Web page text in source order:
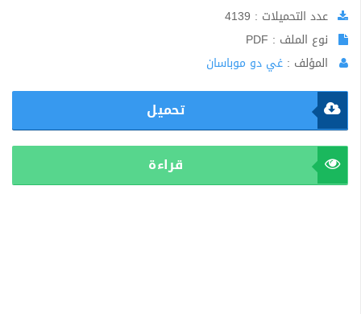
عدد التحميلات : 4139
نوع الملف : PDF
المؤلف : غي دو موباسان
تحميل
قراءة